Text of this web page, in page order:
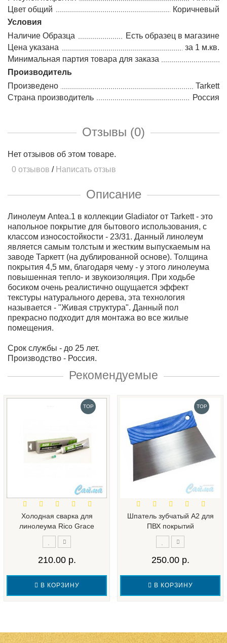
Цвет общий
Коричневый
Условия
Наличие Образца
Есть образец в магазине
Цена указана
за 1 м.кв.
Минимальная партия товара для заказа
Производитель
Произведено
Tarkett
Страна производитель
Россия
Отзывы (0)
Нет отзывов об этом товаре.
0 отзывов / Написать отзыв
Описание
Линолеум Antea.1 в коллекции Gladiator от Tarkett - это
напольное покрытие для бытового использования, с
классом износостойкости - 23/31. Данный линолеум
является самым толстым и жестким выпускаемым на
заводе Таркетт (на дублированной основе). Толщина
покрытия 4,5 мм, благодаря чему - у этого линолеума
повышенная тепло- и звукоизоляция. При ходьбе
босиком очень реалистично ощущается эффект
текстуры натурального дерева, эта технология
называется - "Живая структура". Данный пол
прекрасно подходит для монтажа во все жилые
помещения.
Срок службы - до 25 лет.
Производство - Россия.
Рекомендуемые
TOP
Холодная сварка для
линолеума Rico Grace
210.00 р.
В КОРЗИНУ
TOP
Шпатель зубчатый А2 для
ПВХ покрытий
250.00 р.
В КОРЗИНУ